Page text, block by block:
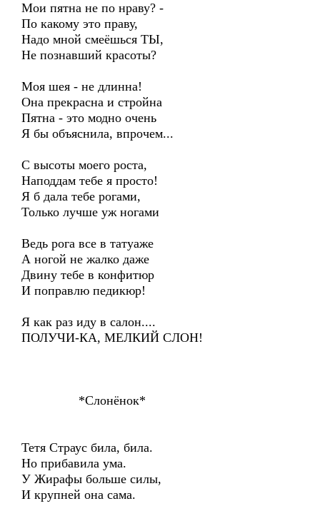
Мои пятна не по нраву? -
По какому это праву,
Надо мной смеёшься ТЫ,
Не познавший красоты?
Моя шея - не длинна!
Она прекрасна и стройна
Пятна - это модно очень
Я бы объяснила, впрочем...
С высоты моего роста,
Наподдам тебе я просто!
Я б дала тебе рогами,
Только лучше уж ногами
Ведь рога все в татуаже
А ногой не жалко даже
Двину тебе в конфитюр
И поправлю педикюр!
Я как раз иду в салон....
ПОЛУЧИ-КА, МЕЛКИЙ СЛОН!
*Слонёнок*
Тетя Страус била, била.
Но прибавила ума.
У Жирафы больше силы,
И крупней она сама.